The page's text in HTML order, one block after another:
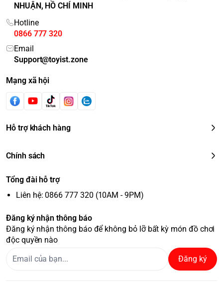
NHUẬN, HỒ CHÍ MINH
Hotline
0866 777 320
Email
Support@toyist.zone
Mạng xã hội
Hỗ trợ khách hàng
Chính sách
Tổng đài hỗ trợ
Liên hệ: 0866 777 320 (10AM - 9PM)
Đăng ký nhận thông báo
Đăng ký nhận thông báo để không bỏ lỡ bất kỳ món đồ chơi
độc quyền nào
Đăng ký